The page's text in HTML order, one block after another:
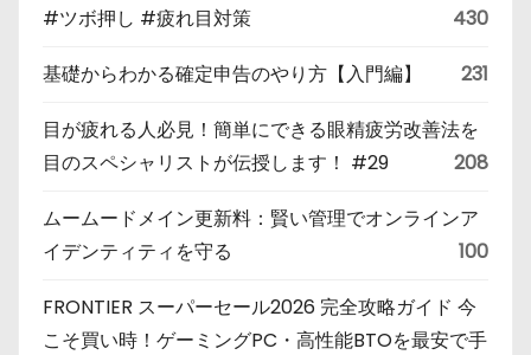
#ツボ押し #疲れ目対策
430
基礎からわかる確定申告のやり方【入門編】 231
目が疲れる人必見！簡単にできる眼精疲労改善法を
目のスペシャリストが伝授します！ #29
208
ムームードメイン更新料：賢い管理でオンラインア
イデンティティを守る
100
FRONTIER スーパーセール2026 完全攻略ガイド 今
こそ買い時！ゲーミングPC・高性能BTOを最安で手